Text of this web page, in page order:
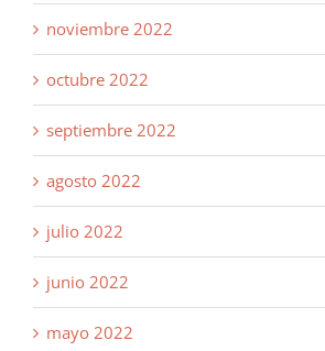
noviembre 2022
octubre 2022
septiembre 2022
agosto 2022
julio 2022
junio 2022
mayo 2022